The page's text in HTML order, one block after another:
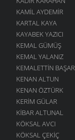
KAMIL AYDEMIR
KARTAL KAYA
KAYABEK YAZICI
KEMAL GÜMÜŞ
KEMAL YALANIZ
KEMALETTIN BAŞAR
KENAN ALTUN
KENAN ÖZTÜRK
KERIM GÜLAR
KIBAR ALTUNAL
KÖKSAL AVCI
KÖKSAL ÇEKIÇ